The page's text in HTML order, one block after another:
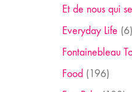
Et de nous qui
Everyday Life (6)
Fontainebleau
Food (196)